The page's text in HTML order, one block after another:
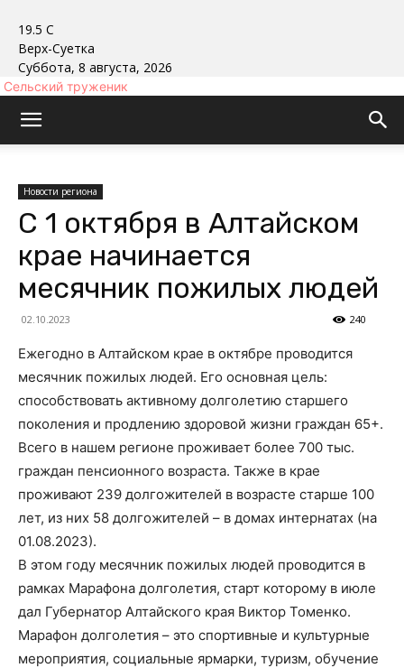
19.5 C
Верх-Суетка
Суббота, 8 августа, 2026
Сельский труженик
Новости региона
С 1 октября в Алтайском
крае начинается
месячник пожилых людей
02.10.2023 240
Ежегодно в Алтайском крае в октябре проводится
месячник пожилых людей. Его основная цель:
способствовать активному долголетию старшего
поколения и продлению здоровой жизни граждан 65+.
Всего в нашем регионе проживает более 700 тыс.
граждан пенсионного возраста. Также в крае
проживают 239 долгожителей в возрасте старше 100
лет, из них 58 долгожителей – в домах интернатах (на
01.08.2023).
В этом году месячник пожилых людей проводится в
рамках Марафона долголетия, старт которому в июле
дал Губернатор Алтайского края Виктор Томенко.
Марафон долголетия – это спортивные и культурные
мероприятия, социальные ярмарки, туризм, обучение